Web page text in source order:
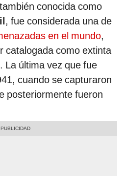
conocida como
, fue considerada una de
en el mundo,
catalogada como extinta
La última vez que fue
cuando se capturaron
posteriormente fueron